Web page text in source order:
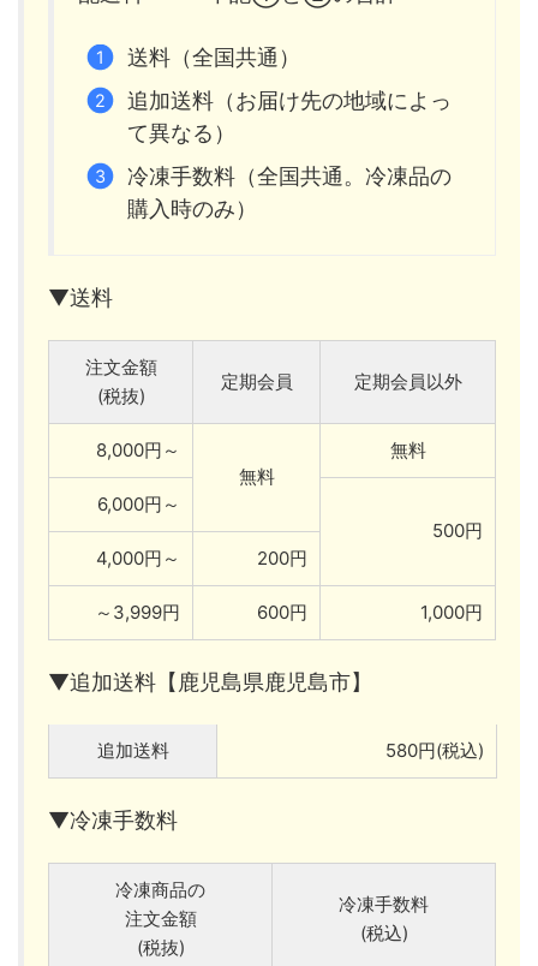
送料（全国共通）
追加送料（お届け先の地域によっ
て異なる）
冷凍手数料（全国共通。冷凍品の
購入時のみ）
▼送料
注文金額
(税抜)
定期会員 定期会員以外
8,000円～
無料
無料
6,000円～
500円
4,000円～
200円
～3,999円 600円 1,000円
▼追加送料【鹿児島県鹿児島市】
追加送料 580円(税込)
▼冷凍手数料
冷凍商品の
注文金額
(税抜)
冷凍手数料
(税込)